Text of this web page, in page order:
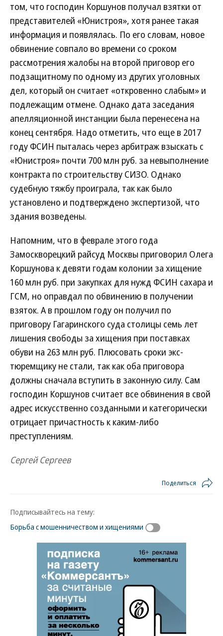
том, что господин Коршунов получал взятки от
представителей «Юнистроя», хотя ранее такая
информация и появлялась. По его словам, новое
обвинение совпало во времени со сроком
рассмотрения жалобы на второй приговор его
подзащитному по одному из других уголовных
дел, который он считает «откровенно слабым» и
подлежащим отмене. Однако дата заседания
апелляционной инстанции была перенесена на
конец сентября. Надо отметить, что еще в 2017
году ФСИН пыталась через арбитраж взыскать с
«Юнистроя» почти 700 млн руб. за невыполнение
контракта по строительству СИЗО. Однако
судебную тяжбу проиграла, так как было
установлено и подтверждено экспертизой, что
здания возведены.
Напомним, что в феврале этого года
Замоскворецкий райсуд Москвы приговорил Олега
Коршунова к девяти годам колонии за хищение
160 млн руб. при закупках для нужд ФСИН сахара и
ГСМ, но оправдал по обвинению в получении
взяток. А в прошлом году он получил по
приговору Гагаринского суда столицы семь лет
лишения свободы за хищения при поставках
обуви на 263 млн руб. Плюсовать сроки экс-
тюремщику не стали, так как оба приговора
должны сначала вступить в законную силу. Сам
господин Коршунов считает все обвинения в свой
адрес искусственно созданными и категорически
отрицает причастность к каким-либо
преступлениям.
Сергей Сергеев
Поделиться
Подписывайтесь на тему:
Борьба с мошенничеством и хищениями